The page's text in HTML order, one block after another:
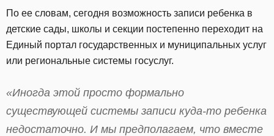
По ее словам, сегодня возможность записи ребенка в
детские сады, школы и секции постепенно переходит на
Единый портал государственных и муниципальных услуг
или региональные системы госуслуг.
«Иногда этой просто формально
существующей системы записи куда-то ребенка
недостаточно. И мы предполагаем, что вместе